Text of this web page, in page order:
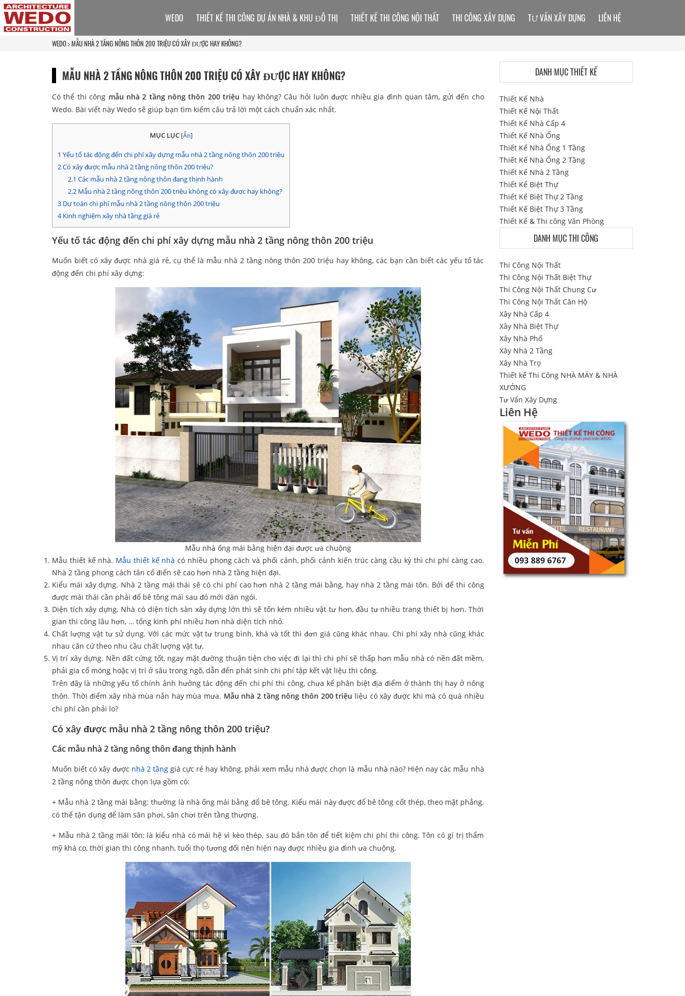
WEDO MẪU NHÀ 2 TẦNG NÔNG THÔN 200 TRIỆU CÓ XÂY ĐƯỢC HAY KHÔNG?
MẪU NHÀ 2 TẦNG NÔNG THÔN 200 TRIỆU CÓ XÂY ĐƯỢC HAY KHÔNG?
Có thể thi công mẫu nhà 2 tầng nông thôn 200 triệu hay không? Câu hỏi luôn được nhiều gia đình quan tâm, gửi đến cho
Wedo. Bài viết này Wedo sẽ giúp bạn tìm kiếm câu trả lời một cách chuẩn xác nhất.
MỤC LỤC [Ẩn]
1 Yếu tố tác động đến chi phí xây dựng mẫu nhà 2 tầng nông thôn 200 triệu
2Có xây được mẫu nhà 2 tầng nông thôn 200 triệu?
2.1 Các mẫu nhà 2 tầng nông thôn đang thịnh hành
2.2Mẫu nhà 2 tầng nông thôn 200 triệu không có xây được hay không?
3 Dự toán chi phí mẫu nhà 2 tầng nông thôn 200 triệu
4Kinh nghiệm xây nhà tầng giá rẻ
Yếu tố tác động đến chi phí xây dựng mẫu nhà 2 tầng nông thôn 200 triệu
Muốn biết có xây được nhà giá rẻ, cụ thể là mẫu nhà 2 tầng nông thôn 200 triệu hay không, các bạn cần biết các yếu tố tác
động đến chi phí xây dựng:
Mẫu nhà ống mái bằng hiện đại được ưa chuộng
Mẫu thiết kế nhà. Mẫu thiết kế nhà có nhiều phong cách và phối cảnh, phối cảnh kiến trúc càng cầu kỳ thì chi phí càng cao.
Nhà 2 tầng phong cách tân cổ điển sẽ cao hơn nhà 2 tầng hiện đại.
Kiểu mái xây dựng. Nhà 2 tầng mái thái sẽ có chi phí cao hơn nhà 2 tầng mái bằng, hay nhà 2 tầng mái tôn. Bởi để thi công
được mái thái cần phải đổ bê tông mái sau đó mới dán ngói.
Diện tích xây dựng. Nhà có diện tích sàn xây dựng lớn thì sẽ tốn kém nhiều vật tư hơn, đầu tư nhiều trang thiết bị hơn. Thời
gian thi công lâu hơn, … tổng kinh phí nhiều hơn nhà diện tích nhỏ.
Chất lượng vật tư sử dụng. Với các mức vật tư trung bình, khá và tốt thì đơn giá cũng khác nhau. Chi phí xây nhà cũng khác
nhau căn cứ theo nhu cầu chất lượng vật tư.
Vị trí xây dựng. Nền đất cứng tốt, ngay mặt đường thuận tiện cho việc đi lại thì chi phí sẽ thấp hơn mẫu nhà có nền đất mềm,
phải gia cố móng hoặc vị trí ở sâu trong ngõ, dẫn đến phát sinh chi phí tập kết vật liệu thi công.
Trên đây là những yếu tố chính ảnh hưởng tác động đến chi phí thi công, chưa kể phân biệt địa điểm ở thành thị hay ở nông
thôn. Thời điểm xây nhà mùa nắn hay mùa mưa. Mẫu nhà 2 tầng nông thôn 200 triệu liệu có xây được khi mà có quá nhiều
chi phí cần phải lo?
Có xây được mẫu nhà 2 tầng nông thôn 200 triệu?
Các mẫu nhà 2 tầng nông thôn đang thịnh hành
Muốn biết có xây được nhà 2 tầnggiá cực rẻ hay không, phải xem mẫu nhà được chọn là mẫu nhà nào? Hiện nay các mẫu nhà
2 tầng nông thôn được chọn lựa gồm có:
+ Mẫu nhà 2 tầng mái bằng: thường là nhà ống mái bằng đổ bê tông. Kiểu mái này được đổ bê tông cốt thép, theo mặt phẳng,
có thể tận dụng để làm sân phơi, sân chơi trên tầng thượng.
+ Mẫu nhà 2 tầng mái tôn: là kiểu nhà có mái hệ vì kèo thép, sau đó bắn tôn để tiết kiệm chi phí thi công. Tôn có gí trị thẩm
mỹ khá co, thời gian thi công nhanh, tuổi thọ tương đối nên hiện nay được nhiều gia đình ưa chuộng.
WEDO THIẾT KẾ THI CÔNG DỰ ÁN NHÀ & KHU ĐÔ THỊ THIẾT KẾ THI CÔNG NỘI THẤT THI CÔNG XÂY DỰNG TƯ VẤN XÂY DỰNG LIÊN HỆ
DANH MỤC THIẾT KẾ
Thiết Kế Nhà
Thiết Kế Nội Thất
Thiết Kế Nhà Cấp 4
Thiết Kế Nhà Ống
Thiết Kế Nhà Ống 1 Tầng
Thiết Kế Nhà Ống 2 Tầng
Thiết Kế Nhà 2 Tầng
Thiết Kế Biệt Thự
Thiết Kế Biệt Thự 2 Tầng
Thiết Kế Biệt Thự 3 Tầng
Thiết Kế & Thi công Văn Phòng
DANH MỤC THI CÔNG
Thi Công Nội Thất
Thi Công Nội Thất Biệt Thự
Thi Công Nội Thất Chung Cư
Thi Công Nội Thất Căn Hộ
Xây Nhà Cấp 4
Xây Nhà Biệt Thự
Xây Nhà Phố
Xây Nhà 2 Tầng
Xây Nhà Trọ
Thiết kế Thi Công NHÀ MÁY & NHÀ
XƯỞNG
Tư Vấn Xây Dựng
Liên Hệ